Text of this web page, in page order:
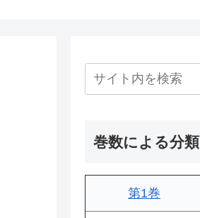
巻数による分類
第1巻